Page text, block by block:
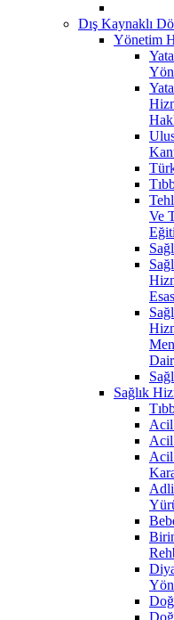
Dış Kaynaklı
Yönetim
Ve
Sağlık
Acil
Acil
Acil